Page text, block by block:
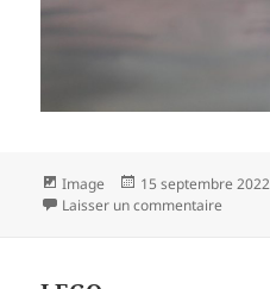
Format
Image
Publié
le
15 septembre 2022
Laisser un commentaire